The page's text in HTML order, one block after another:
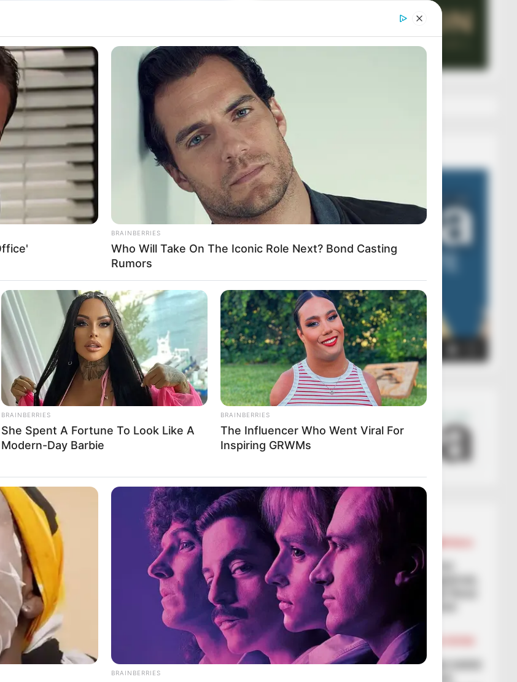
SPANJË/ANGLI/GJERMANI KUPAT E EUROPËS
i miri në botë
në Itali, ku iu bashkua skuadrës së Sampdorias.
ndaj ekipit ku u formua në vitet e
në Milani. Në këtë moment nuk po e mendoj
kam as nevojën e as dëshirën për t’u larguar, këtë
Veza AIBA
Video
Player
00:00 00:05
Lajmet më të lexuara
BALLINA BALLINA STATIKE
LEGJIONARËT
Prapaskena/ Silvinjo “i fut
frikën” lojtarëve të Shqipërisë,
nuk i ka mbërritur askujt ftesa
për ndeshjen me Poloninë
March 16, 2026 Sport Ekspres
BALLINA BALLINA STATIKE
LA LIGA
Robert Lewandowski nuk është
BRAINBERRIES
Who Will Take On The Iconic Role Next? Bond Casting
Rumors
BRAINBERRIES
She Spent A Fortune To Look Like A
Modern-Day Barbie
BRAINBERRIES
The Influencer Who Went Viral For
Inspiring GRWMs
BRAINBERRIES